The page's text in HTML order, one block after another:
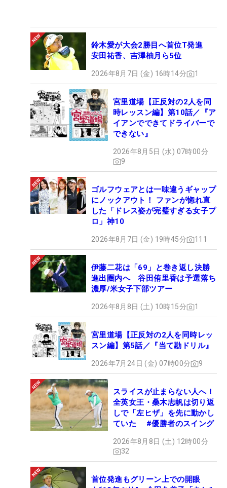
鈴木愛が大会2勝目へ首位T発進
安田祐香、吉澤柚月ら5位
2026年8月7日 (金) 16時14分 1
宮里道場【正反対の2人を同
時レッスン編】第10話／『ア
イアンでできてドライバーで
できない』
2026年8月5日 (水) 07時00分
9
ゴルフウェアとは一味違うギャップ
にノックアウト！ ファンが惚れ直
した「ドレス姿が完璧すぎる女子プ
ロ」神10
2026年8月7日 (金) 19時45分 111
伊藤二花は「69」と巻き返し決勝
進出圏内へ 谷田侑里香は予選落ち
濃厚/米女子下部ツアー
2026年8月8日 (土) 10時15分 1
宮里道場【正反対の2人を同時レッ
スン編】第5話／『当て勘ドリル』
2026年7月24日 (金) 07時00分 9
スライスが止まらない人へ！
全英女王・桑木志帆は切り返
しで「左ヒザ」を先に動かし
ていた #優勝者のスイング
2026年8月8日 (土) 12時00分
32
首位発進もグリーン上での開眼